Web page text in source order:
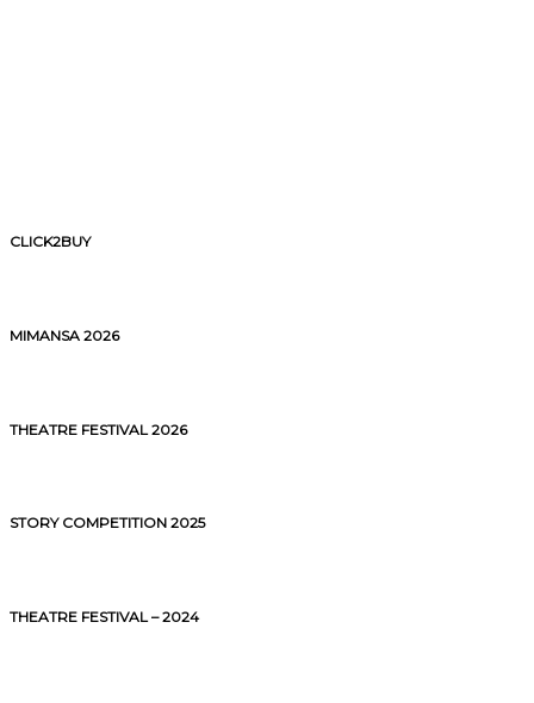
CLICK2BUY
MIMANSA 2026
THEATRE FESTIVAL 2026
STORY COMPETITION 2025
THEATRE FESTIVAL – 2024